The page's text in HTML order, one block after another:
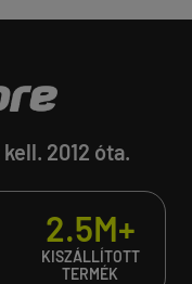
2012 óta.
2.5M+
KISZÁLLÍTOTT
TERMÉK